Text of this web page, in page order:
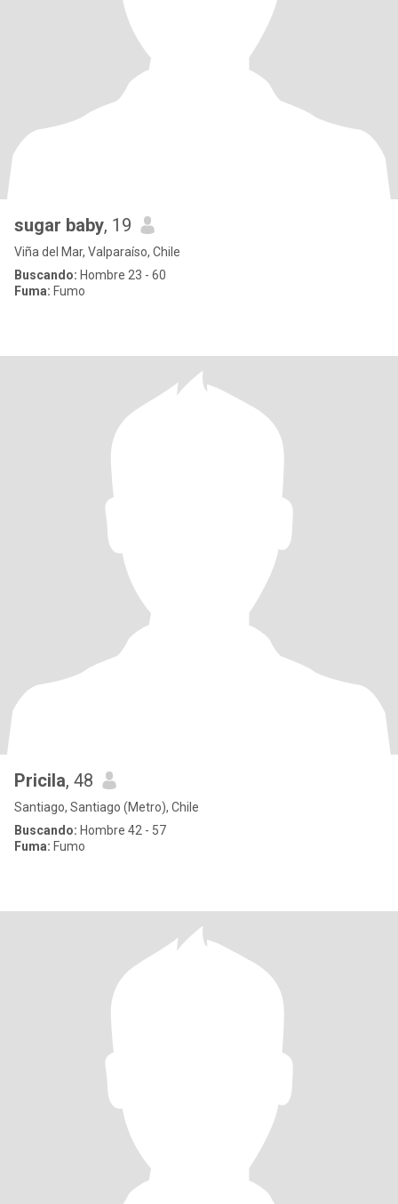
sugar baby, 19
Viña del Mar, Valparaíso, Chile
Buscando: Hombre 23 - 60
Fuma: Fumo
Pricila, 48
Santiago, Santiago (Metro), Chile
Buscando: Hombre 42 - 57
Fuma: Fumo